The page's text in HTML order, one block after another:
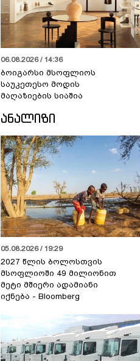
06.08.2026 / 14:36
ბოიგარსი მსოფლიოს
საუკეთესო მოდის
მაღაზიების სიაშია
ᲐᲜᲐᲚᲘᲖᲘ
05.08.2026 / 19:29
2027 წლის ბოლოსთვის
მსოფლიოში 49 მილიონით
მეტი მშიერი ადამიანი
იქნება - Bloomberg